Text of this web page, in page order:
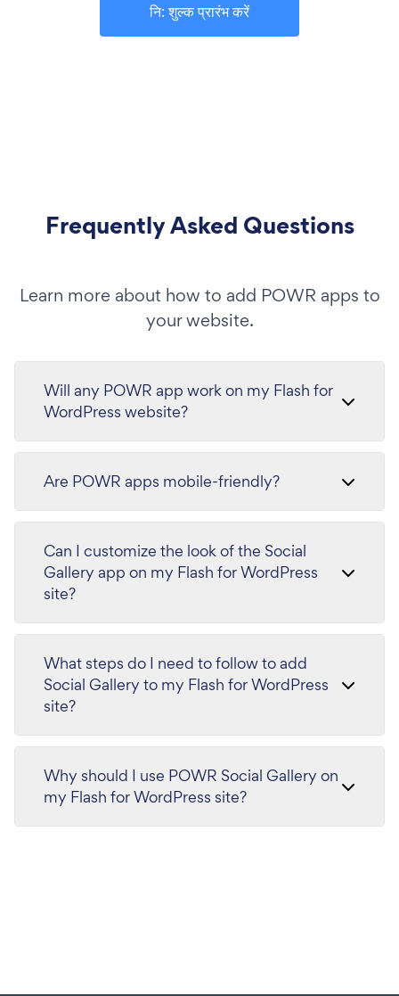
नि: शुल्क प्रारंभ करें
Frequently Asked Questions
Learn more about how to add POWR apps to
your website.
Will any POWR app work on my Flash for
WordPress website?
Are POWR apps mobile-friendly?
Can I customize the look of the Social
Gallery app on my Flash for WordPress
site?
What steps do I need to follow to add
Social Gallery to my Flash for WordPress
site?
Why should I use POWR Social Gallery on
my Flash for WordPress site?